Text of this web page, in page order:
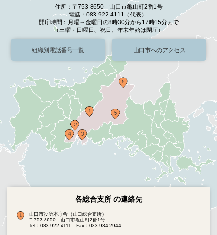
住所：〒753-8650 山口市亀山町2番1号
電話：083-922-4111（代表）
開庁時間：月曜～金曜日の8時30分から17時15分まで
（土曜・日曜日、祝日、年末年始は閉庁）
組織別電話番号一覧 山口市へのアクセス
各総合支所 の連絡先
山口市役所本庁舎（山口総合支所）
〒753-8650 山口市亀山町2番1号
Tel：083-922-4111
Fax：083-934-2944